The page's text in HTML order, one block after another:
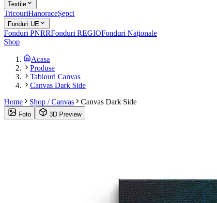
Textile
TricouriHanoraceȘepci
Fonduri UE
Fonduri PNRRFonduri REGIOFonduri Naționale
Shop
Acasa
Produse
Tablouri Canvas
Canvas Dark Side
Home
Shop / Canvas Canvas Dark Side
Foto 3D Preview